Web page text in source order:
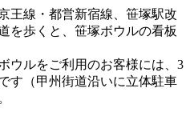
王線・都営新宿線、笹塚駅改
を歩くと、笹塚ボウルの看板
ウルをご利用のお客様には、3
す（甲州街道沿いに立体駐車